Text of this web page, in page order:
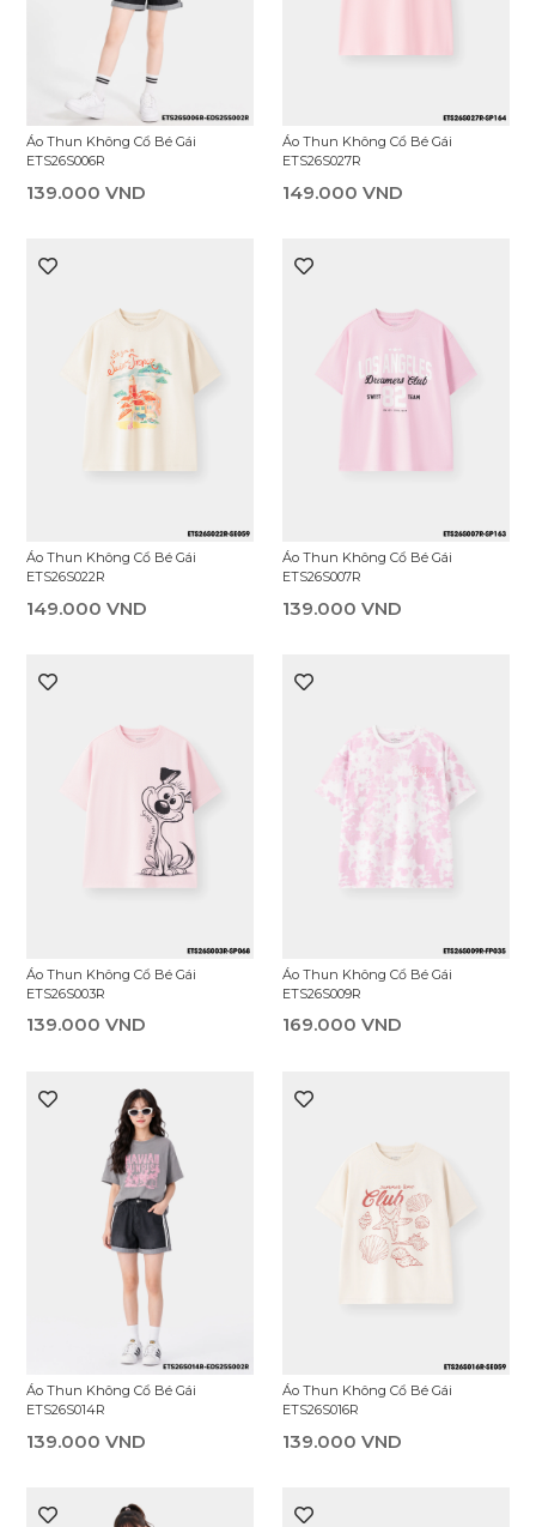
Áo Thun Không Cổ Bé Gái
ETS26S006R
139.000 VND
Áo Thun Không Cổ Bé Gái
ETS26S027R
149.000 VND
Áo Thun Không Cổ Bé Gái
ETS26S022R
149.000 VND
Áo Thun Không Cổ Bé Gái
ETS26S007R
139.000 VND
Áo Thun Không Cổ Bé Gái
ETS26S003R
139.000 VND
Áo Thun Không Cổ Bé Gái
ETS26S009R
169.000 VND
Áo Thun Không Cổ Bé Gái
ETS26S014R
139.000 VND
Áo Thun Không Cổ Bé Gái
ETS26S016R
139.000 VND